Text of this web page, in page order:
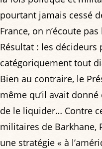
pourtant jamais cessé
France, on n’écoute
Résultat : les
catégoriquement tout
Bien au contraire, le
même qu’il avait
de le liquider… Contre
militaires de Barkhane,
une stratégie « à